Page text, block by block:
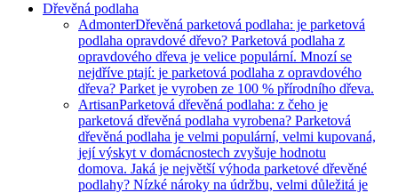
Dřevěná podlaha
AdmonterDřevěná parketová podlaha: je parketová
podlaha opravdové dřevo? Parketová podlaha z
opravdového dřeva je velice populární. Mnozí se
nejdříve ptají: je parketová podlaha z opravdového
dřeva? Parket je vyroben ze 100 % přírodního dřeva.
ArtisanParketová dřevěná podlaha: z čeho je
parketová dřevěná podlaha vyrobena? Parketová
dřevěná podlaha je velmi populární, velmi kupovaná,
její výskyt v domácnostech zvyšuje hodnotu
domova. Jaká je největší výhoda parketové dřevěné
podlahy? Nízké nároky na údržbu, velmi důležitá je